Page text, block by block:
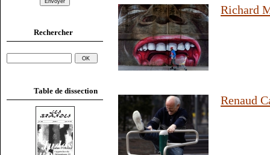
Rechercher
Table de dissection
Richard
Renaud